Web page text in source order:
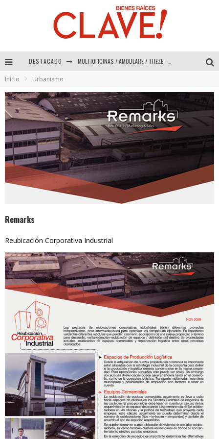
DESTACADO MULTIOFICINAS / AMOBLARE / TREZE – Especial Interiorismo & Decoración 2026
ADRIANA HOYOS DESIGN STUDIO – Especial Interiorismo & Decoración 2026
Inicio Urbanismo
Remarks
Reubicación Corporativa Industrial